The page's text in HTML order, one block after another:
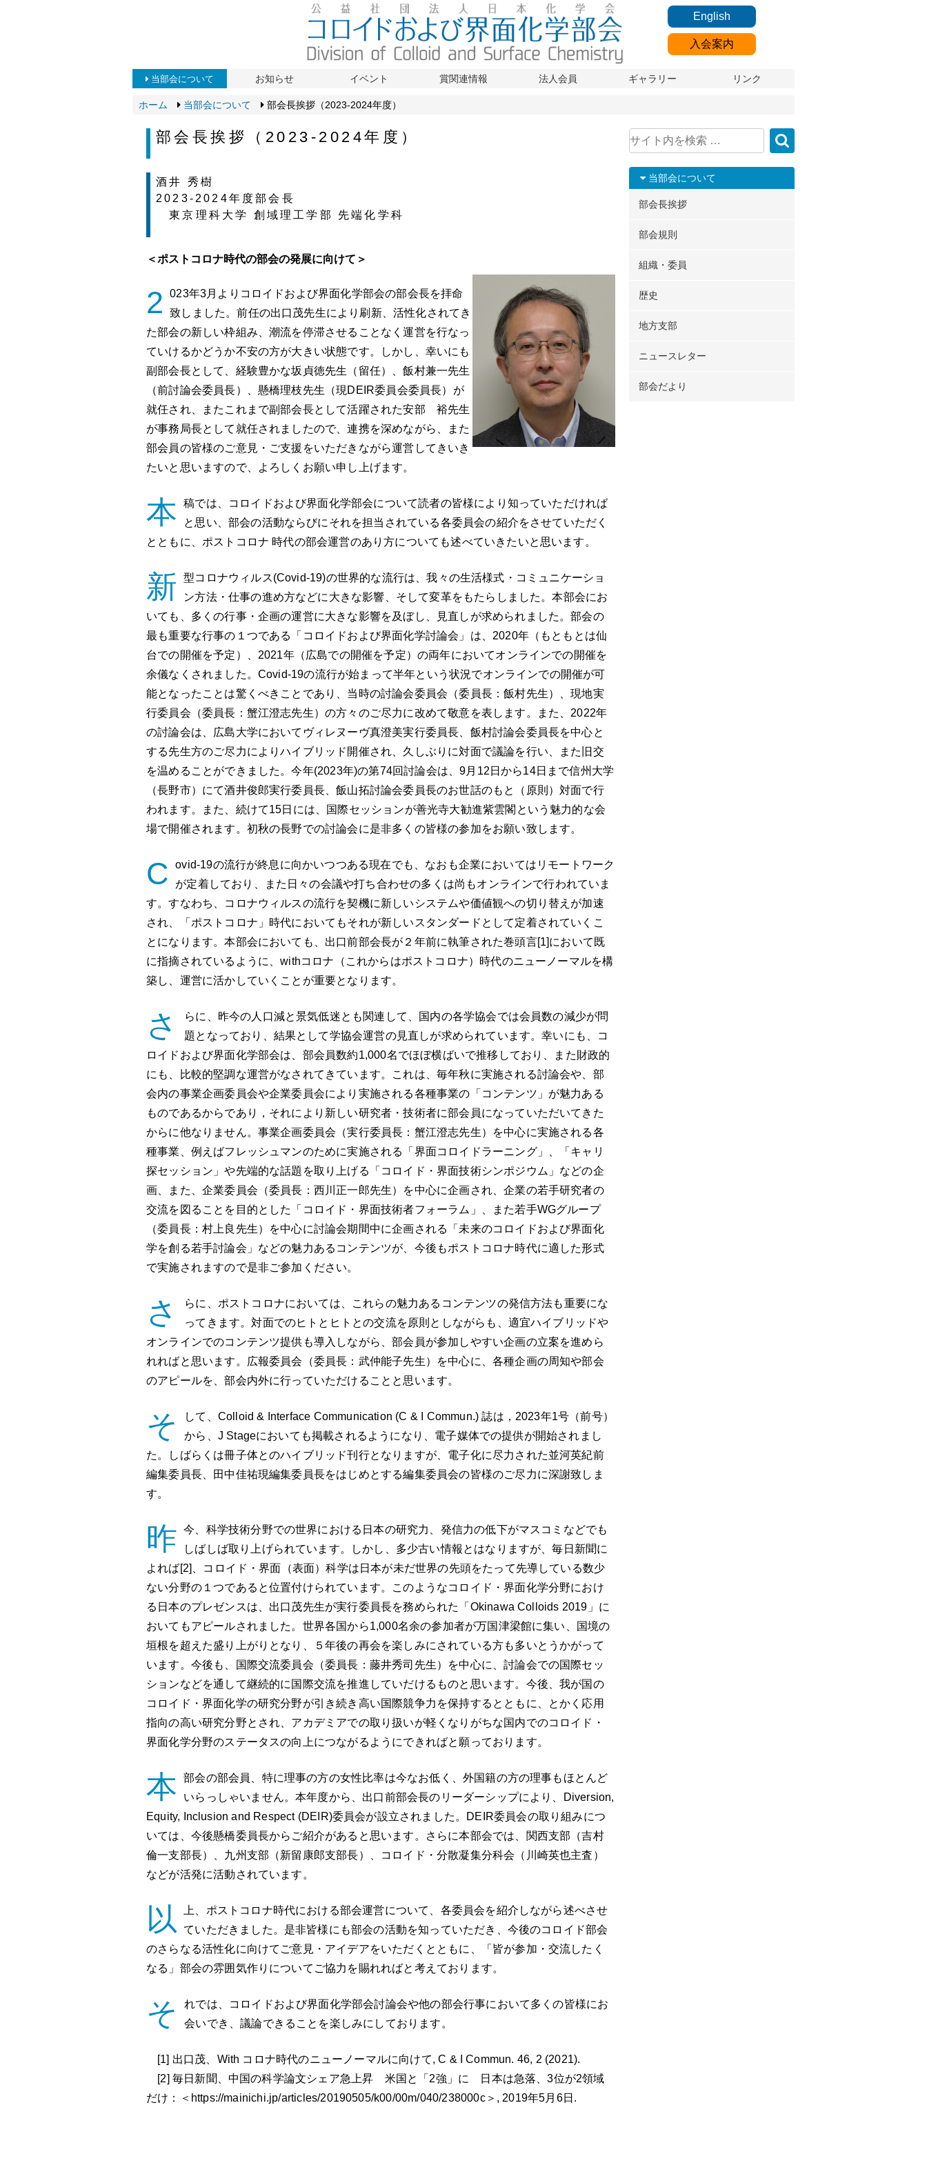
English
入会案内
当部会について お知らせ イベント 賞関連情報 法人会員 ギャラリー リンク
ホーム 当部会について 部会長挨拶（2023-2024年度）
部会長挨拶（2023-2024年度）
酒井 秀樹
2023-2024年度部会長
東京理科大学 創域理工学部 先端化学科
＜ポストコロナ時代の部会の発展に向けて＞
2
023年3月よりコロイドおよび界面化学部会の部会長を拝命
致しました。前任の出口茂先生により刷新、活性化されてき
た部会の新しい枠組み、潮流を停滞させることなく運営を行なっ
ていけるかどうか不安の方が大きい状態です。しかし、幸いにも
副部会長として、経験豊かな坂貞徳先生（留任）、飯村兼一先生
（前討論会委員長）、懸橋理枝先生（現DEIR委員会委員長）が
就任され、またこれまで副部会長として活躍された安部 裕先生
が事務局長として就任されましたので、連携を深めながら、また
部会員の皆様のご意見・ご支援をいただきながら運営してきいき
たいと思いますので、よろしくお願い申し上げます。
本
稿では、コロイドおよび界面化学部会について読者の皆様により知っていただければ
と思い、部会の活動ならびにそれを担当されている各委員会の紹介をさせていただく
とともに、ポストコロナ 時代の部会運営のあり方についても述べていきたいと思います。
新 型コロナウィルス(Covid-19)の世界的な流行は、我々の生活様式・コミュニケーショ
ン方法・仕事の進め方などに大きな影響、そして変革をもたらしました。本部会にお
いても、多くの行事・企画の運営に大きな影響を及ぼし、見直しが求められました。部会の
最も重要な行事の１つである「コロイドおよび界面化学討論会」は、2020年（もともとは仙
台での開催を予定）、2021年（広島での開催を予定）の両年においてオンラインでの開催を
余儀なくされました。Covid-19の流行が始まって半年という状況でオンラインでの開催が可
能となったことは驚くべきことであり、当時の討論会委員会（委員長：飯村先生）、現地実
行委員会（委員長：蟹江澄志先生）の方々のご尽力に改めて敬意を表します。また、2022年
の討論会は、広島大学においてヴィレヌーヴ真澄美実行委員長、飯村討論会委員長を中心と
する先生方のご尽力によりハイブリッド開催され、久しぶりに対面で議論を行い、また旧交
を温めることができました。今年(2023年)の第74回討論会は、9月12日から14日まで信州大学
（長野市）にて酒井俊郎実行委員長、飯山拓討論会委員長のお世話のもと（原則）対面で行
われます。また、続けて15日には、国際セッションが善光寺大勧進紫雲閣という魅力的な会
場で開催されます。初秋の長野での討論会に是非多くの皆様の参加をお願い致します。
C
ovid-19の流行が終息に向かいつつある現在でも、なおも企業においてはリモートワーク
が定着しており、また日々の会議や打ち合わせの多くは尚もオンラインで行われていま
す。すなわち、コロナウィルスの流行を契機に新しいシステムや価値観への切り替えが加速
され、「ポストコロナ」時代においてもそれが新しいスタンダードとして定着されていくこ
とになります。本部会においても、出口前部会長が２年前に執筆された巻頭言[1]において既
に指摘されているように、withコロナ（これからはポストコロナ）時代のニューノーマルを構
築し、運営に活かしていくことが重要となります。
さ
らに、昨今の人口減と景気低迷とも関連して、国内の各学協会では会員数の減少が問
題となっており、結果として学協会運営の見直しが求められています。幸いにも、コ
ロイドおよび界面化学部会は、部会員数約1,000名でほぼ横ばいで推移しており、また財政的
にも、比較的堅調な運営がなされてきています。これは、毎年秋に実施される討論会や、部
会内の事業企画委員会や企業委員会により実施される各種事業の「コンテンツ」が魅力ある
ものであるからであり，それにより新しい研究者・技術者に部会員になっていただいてきた
からに他なりません。事業企画委員会（実行委員長：蟹江澄志先生）を中心に実施される各
種事業、例えばフレッシュマンのために実施される「界面コロイドラーニング」、「キャリ
探セッション」や先端的な話題を取り上げる「コロイド・界面技術シンポジウム」などの企
画、また、企業委員会（委員長：西川正一郎先生）を中心に企画され、企業の若手研究者の
交流を図ることを目的とした「コロイド・界面技術者フォーラム」、また若手WGグループ
（委員長：村上良先生）を中心に討論会期間中に企画される「未来のコロイドおよび界面化
学を創る若手討論会」などの魅力あるコンテンツが、今後もポストコロナ時代に適した形式
で実施されますので是非ご参加ください。
さ
らに、ポストコロナにおいては、これらの魅力あるコンテンツの発信方法も重要にな
ってきます。対面でのヒトとヒトとの交流を原則としながらも、適宜ハイブリッドや
オンラインでのコンテンツ提供も導入しながら、部会員が参加しやすい企画の立案を進めら
れればと思います。広報委員会（委員長：武仲能子先生）を中心に、各種企画の周知や部会
のアピールを、部会内外に行っていただけることと思います。
そ
して、Colloid & Interface Communication (C & I Commun.) 誌は，2023年1号（前号）
から、J Stageにおいても掲載されるようになり、電子媒体での提供が開始されまし
た。しばらくは冊子体とのハイブリッド刊行となりますが、電子化に尽力された並河英紀前
編集委員長、田中佳祐現編集委員長をはじめとする編集委員会の皆様のご尽力に深謝致しま
す。
昨 今、科学技術分野での世界における日本の研究力、発信力の低下がマスコミなどでも
しばしば取り上げられています。しかし、多少古い情報とはなりますが、毎日新聞に
よれば[2]、コロイド・界面（表面）科学は日本が未だ世界の先頭をたって先導している数少
ない分野の１つであると位置付けられています。このようなコロイド・界面化学分野におけ
る日本のプレゼンスは、出口茂先生が実行委員長を務められた「Okinawa Colloids 2019」に
おいてもアピールされました。世界各国から1,000名余の参加者が万国津梁館に集い、国境の
垣根を超えた盛り上がりとなり、５年後の再会を楽しみにされている方も多いとうかがって
います。今後も、国際交流委員会（委員長：藤井秀司先生）を中心に、討論会での国際セッ
ションなどを通して継続的に国際交流を推進していだけるものと思います。今後、我が国の
コロイド・界面化学の研究分野が引き続き高い国際競争力を保持するとともに、とかく応用
指向の高い研究分野とされ、アカデミアでの取り扱いが軽くなりがちな国内でのコロイド・
界面化学分野のステータスの向上につながるようにできればと願っております。
本
部会の部会員、特に理事の方の女性比率は今なお低く、外国籍の方の理事もほとんど
いらっしゃいません。本年度から、出口前部会長のリーダーシップにより、Diversion,
Equity, Inclusion and Respect (DEIR)委員会が設立されました。DEIR委員会の取り組みにつ
いては、今後懸橋委員長からご紹介があると思います。さらに本部会では、関西支部（吉村
倫一支部長）、九州支部（新留康郎支部長）、コロイド・分散凝集分科会（川崎英也主査）
などが活発に活動されています。
以
上、ポストコロナ時代における部会運営について、各委員会を紹介しながら述べさせ
ていただきました。是非皆様にも部会の活動を知っていただき、今後のコロイド部会
のさらなる活性化に向けてご意見・アイデアをいただくとともに、「皆が参加・交流したく
なる」部会の雰囲気作りについてご協力を賜れればと考えております。
そ
れでは、コロイドおよび界面化学部会討論会や他の部会行事において多くの皆様にお
会いでき、議論できることを楽しみにしております。
[1] 出口茂、With コロナ時代のニューノーマルに向けて, C & I Commun. 46, 2 (2021).
[2] 毎日新聞、中国の科学論文シェア急上昇 米国と「2強」に 日本は急落、3位が2領域
だけ：＜https://mainichi.jp/articles/20190505/k00/00m/040/238000c＞, 2019年5月6日.
当部会について
部会長挨拶
部会規則
組織・委員
歴史
地方支部
ニュースレター
部会だより